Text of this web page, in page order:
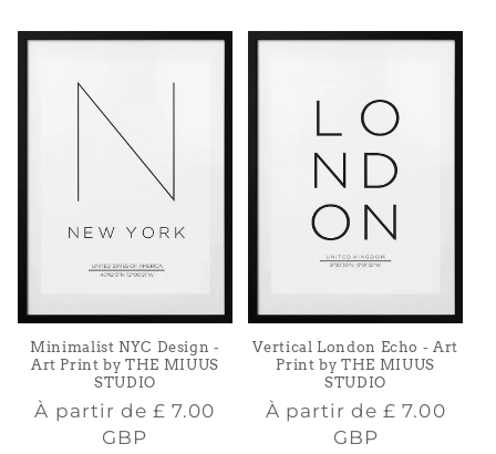
Minimalist NYC Design -
Art Print by THE MIUUS
STUDIO
Prix
habituel
À partir de£ 7.00
GBP
Vertical London Echo - Art
Print by THE MIUUS
STUDIO
Prix
habituel
À partir de£ 7.00
GBP